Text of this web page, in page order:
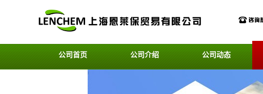
公司首页 公司介绍 公司动态